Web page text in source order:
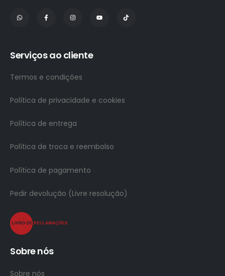
Serviços ao cliente
Termos e condições
Política de privacidade e cookies
Política de entrega
Política de troca e reembolso
Política de pagamento
Pedir devolução (Livre resolução)
Sobre nós
Sobre nós